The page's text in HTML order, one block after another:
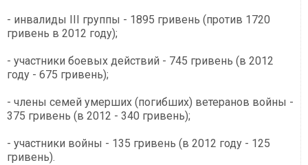
- инвалиды III группы - 1895 гривень (против 1720
гривень в 2012 году);
- участники боевых действий - 745 гривень (в 2012
году - 675 гривень);
- члены семей умерших (погибших) ветеранов войны -
375 гривень (в 2012 - 340 гривень);
- участники войны - 135 гривень (в 2012 году - 125
гривень).